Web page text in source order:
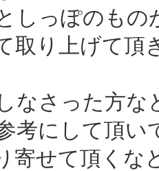
しっぽのもの
取り上げて頂
なさった方
考にして頂い
寄せて頂くな